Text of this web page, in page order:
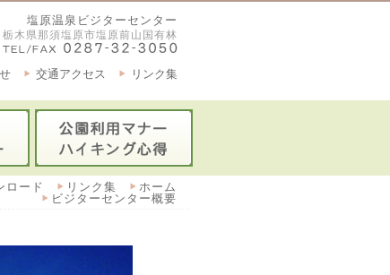
塩原温泉ビジターセンター
木県那須塩原市塩原前山国有林
リンク集
交通アクセス
ホーム
リンク集
ロード
ビジターセンター概要